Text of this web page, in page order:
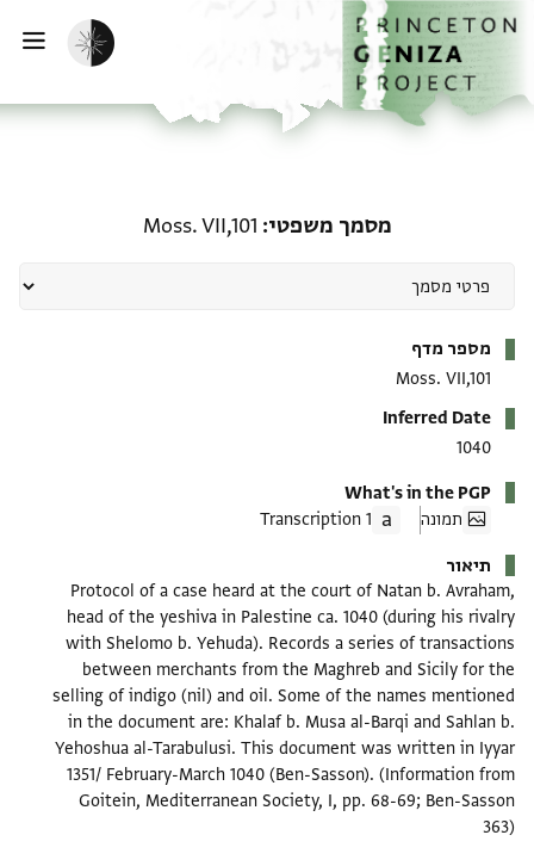
לתוכןהבית
הפעלת מצב כהה
מסמך משפטי Moss. VII,101
מספר מדף
Moss. VII,101
Inferred Date
1040
What's in the PGP
תמונה
1 Transcription
תיאור
Protocol of a case heard at the court of Natan b. Avraham,
head of the yeshiva in Palestine ca. 1040 (during his rivalry
with Shelomo b. Yehuda). Records a series of transactions
between merchants from the Maghreb and Sicily for the
selling of indigo (nil) and oil. Some of the names mentioned
in the document are: Khalaf b. Musa al-Barqi and Sahlan b.
Yehoshua al-Tarabulusi. This document was written in Iyyar
1351/ February-March 1040 (Ben-Sasson). (Information from
Goitein, Mediterranean Society, I, pp. 68-69; Ben-Sasson
363)